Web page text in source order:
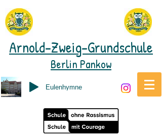
Arnold-Zweig-Grundschule
Berlin Pankow
Eulenhymne